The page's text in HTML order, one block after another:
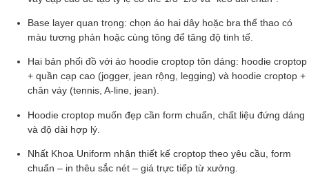
Base layer quan trọng: chọn áo hai dây hoặc bra thể thao có
màu tương phản hoặc cùng tông để tăng độ tinh tế.
Hai bản phối đồ với áo hoodie croptop tôn dáng: hoodie croptop
+ quần cạp cao (jogger, jean rộng, legging) và hoodie croptop +
chân váy (tennis, A-line, jean).
Hoodie croptop muốn đẹp cần form chuẩn, chất liệu đứng dáng
và độ dài hợp lý.
Nhất Khoa Uniform nhận thiết kế croptop theo yêu cầu, form
chuẩn – in thêu sắc nét – giá trực tiếp từ xưởng.